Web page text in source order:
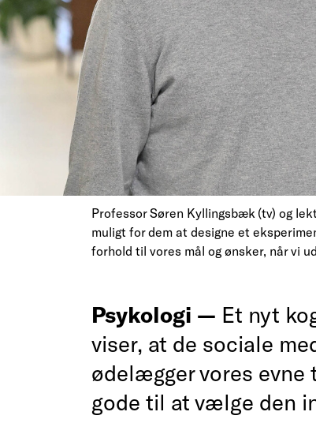
Professor Søren Kyllingsbæk (tv) og
muligt for dem at designe et
forhold til vores mål og ønsker, når vi
Psykologi — Et nyt
viser, at de sociale
ødelægger vores
gode til at vælge den